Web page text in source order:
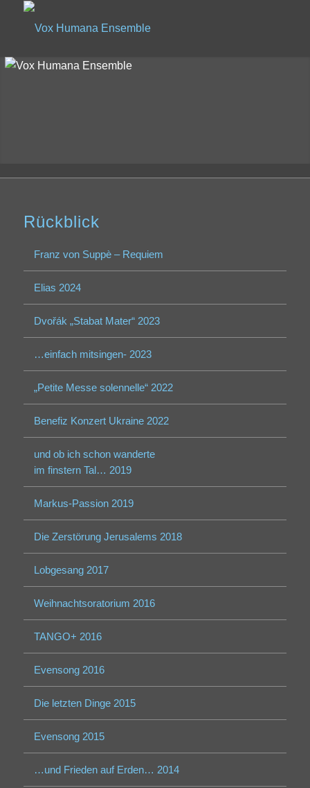
Rückblick
Franz von Suppè – Requiem
Elias 2024
Dvořák „Stabat Mater“ 2023
…einfach mitsingen- 2023
„Petite Messe solennelle“ 2022
Benefiz Konzert Ukraine 2022
und ob ich schon wanderte
im finstern Tal… 2019
Markus-Passion 2019
Die Zerstörung Jerusalems 2018
Lobgesang 2017
Weihnachtsoratorium 2016
TANGO+ 2016
Evensong 2016
Die letzten Dinge 2015
Evensong 2015
…und Frieden auf Erden… 2014